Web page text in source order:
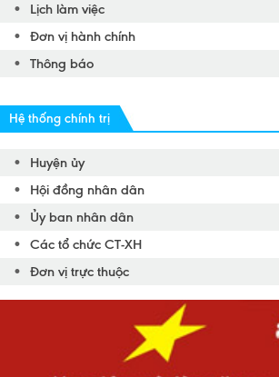
Lịch làm việc
Đơn vị hành chính
Thông báo
Hệ thống chính trị
Huyện ủy
Hội đồng nhân dân
Ủy ban nhân dân
Các tổ chức CT-XH
Đơn vị trực thuộc